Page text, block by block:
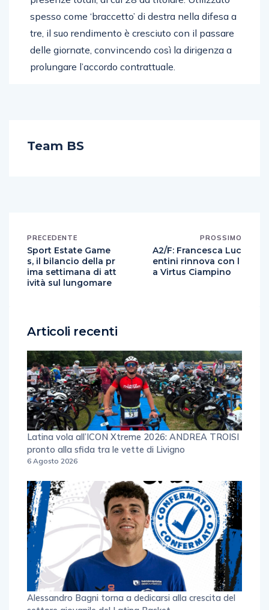
spesso come ‘braccetto’ di destra nella difesa a
tre, il suo rendimento è cresciuto con il passare
delle giornate, convincendo così la dirigenza a
prolungare l’accordo contrattuale.
Team BS
PRECEDENTE
Sport Estate Game
s, il bilancio della pr
ima settimana di att
ività sul lungomare
PROSSIMO
A2/F: Francesca Luc
entini rinnova con l
a Virtus Ciampino
Articoli recenti
Latina vola all’ICON Xtreme 2026: ANDREA TROISI
pronto alla sfida tra le vette di Livigno
6 Agosto 2026
Alessandro Bagni torna a dedicarsi alla crescita del